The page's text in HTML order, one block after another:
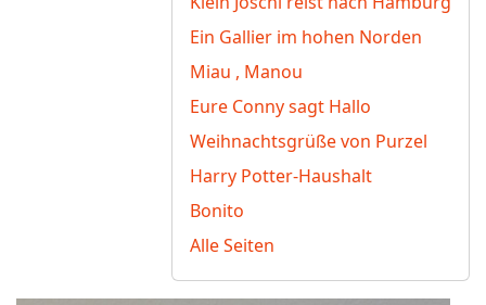
Ein Gallier im hohen Norden
Miau , Manou
Eure Conny sagt Hallo
Weihnachtsgrüße von Purzel
Harry Potter-Haushalt
Bonito
Alle Seiten